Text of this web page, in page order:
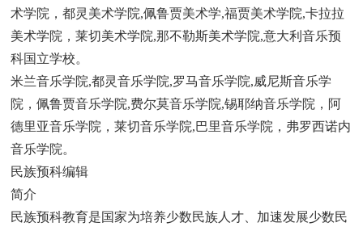
术学院，都灵美术学院,佩鲁贾美术学,福贾美术学院,卡拉拉
美术学院，莱切美术学院,那不勒斯美术学院,意大利音乐预
科国立学校。
米兰音乐学院,都灵音乐学院,罗马音乐学院,威尼斯音乐学
院，佩鲁贾音乐学院,费尔莫音乐学院,锡耶纳音乐学院，阿
德里亚音乐学院，莱切音乐学院,巴里音乐学院，弗罗西诺内
音乐学院。
民族预科编辑
简介
民族预科教育是国家为培养少数民族人才、加速发展少数民